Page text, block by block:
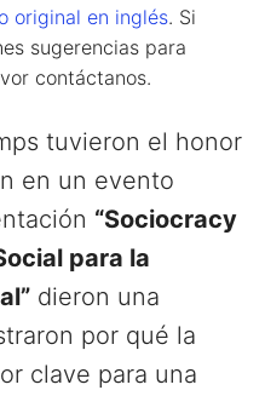
original en inglés. Si
sugerencias para
contáctanos.
tuvieron el honor
en un evento
“Sociocracy
para la
dieron una
por qué la
clave para una